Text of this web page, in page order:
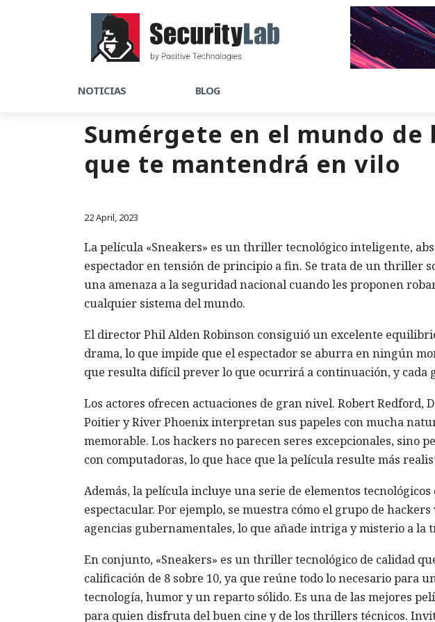
NOTICIAS BLOG
Sumérgete en el mundo
que te mantendrá en vilo
22 April, 2023
La película «Sneakers» es un thriller tecnológico inteligente,
espectador en tensión de principio a fin. Se trata de un thriller
una amenaza a la seguridad nacional cuando les proponen
cualquier sistema del mundo.
El director Phil Alden Robinson consiguió un excelente
drama, lo que impide que el espectador se aburra en ningún
que resulta difícil prever lo que ocurrirá a continuación, y cada
Los actores ofrecen actuaciones de gran nivel. Robert Redford,
Poitier y River Phoenix interpretan sus papeles con mucha
memorable. Los hackers no parecen seres excepcionales, sino
con computadoras, lo que hace que la película resulte más
Además, la película incluye una serie de elementos
espectacular. Por ejemplo, se muestra cómo el grupo de
agencias gubernamentales, lo que añade intriga y misterio a la
En conjunto, «Sneakers» es un thriller tecnológico de calidad
calificación de 8 sobre 10, ya que reúne todo lo necesario para
tecnología, humor y un reparto sólido. Es una de las mejores
para quien disfruta del buen cine y de los thrillers técnicos.